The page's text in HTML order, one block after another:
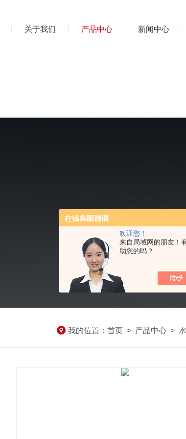
欢迎您！
来自局域网的朋友！
助您的吗？
关于我们 产品中心 新闻中心
我的位置： 首页 > 产品中心 >